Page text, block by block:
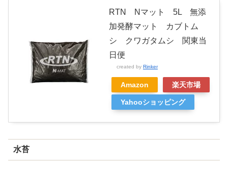
RTN Nマット 5L 無添
加発酵マット カブトム
シ クワガタムシ 関東当
日便
created by Rinker
Amazon 楽天市場
Yahooショッピング
水苔